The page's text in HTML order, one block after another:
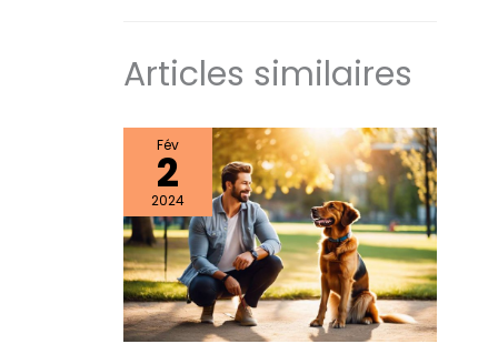
Articles similaires
Fév
2
2024